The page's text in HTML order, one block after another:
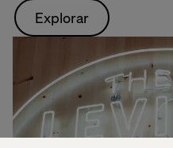
Explorar